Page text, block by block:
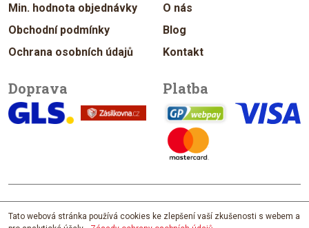
Min. hodnota objednávky
Obchodní podmínky
Ochrana osobních údajů
O nás
Blog
Kontakt
Doprava Platba
© 2026 vykrajovacky.cz
Tato webová stránka používá cookies ke zlepšení vaší zkušenosti s webem a